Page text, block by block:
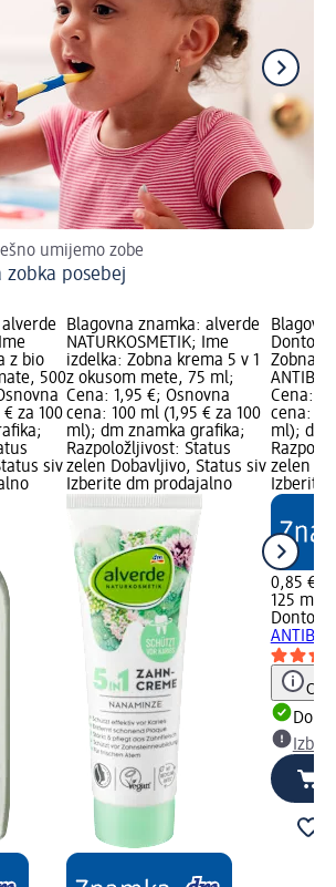
umijemo zobe
zobka posebej
z bio
500
za 100
siv
Blagovna znamka: alverde
NATURKOSMETIK; Ime
izdelka: Zobna krema 5 v 1
z okusom mete, 75 ml;
Cena: 1,95 €; Osnovna
cena: 100 ml (1,95 € za 100
ml); dm znamka grafika;
Razpoložljivost: Status
zelen Dobavljivo, Status siv
Izberite dm prodajalno
Zobna
Cena:
cena:
ml); dm
zelen
Izberite
0,85 €
125 ml